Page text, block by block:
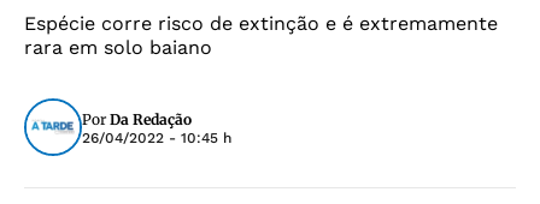
Espécie corre risco de extinção e é extremamente
rara em solo baiano
Por Da Redação
26/04/2022 - 10:45 h